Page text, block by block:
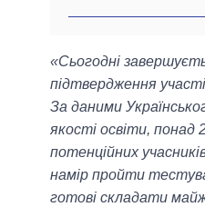
«Сьогодні
підтвердження
За даними
якості освіти, понад
потенційних
намір пройти
готові складати